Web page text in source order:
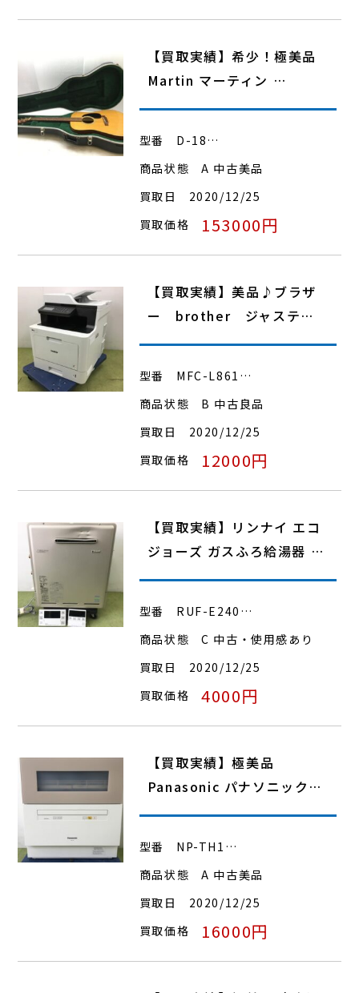
【買取実績】希少！極美品
Martin マーティン …
型番
D-18…
商品状態
A 中古美品
買取日
2020/12/25
買取価格
153000円
【買取実績】美品♪ブラザ
ー brother ジャステ…
型番
MFC-L861…
商品状態
B 中古良品
買取日
2020/12/25
買取価格
12000円
【買取実績】リンナイ エコ
ジョーズ ガスふろ給湯器 …
型番
RUF-E240…
商品状態
C 中古・使用感あり
買取日
2020/12/25
買取価格
4000円
【買取実績】極美品
Panasonic パナソニック…
型番
NP-TH1…
商品状態
A 中古美品
買取日
2020/12/25
買取価格
16000円